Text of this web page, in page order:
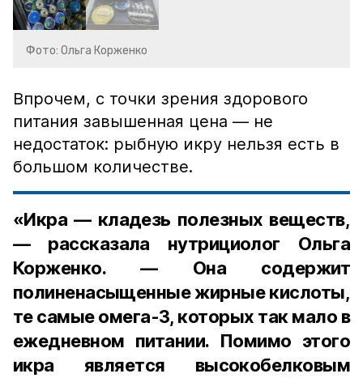
Фото: Ольга Корженко
Впрочем, с точки зрения здорового
питания завышенная цена — не
недостаток: рыбную икру нельзя есть в
большом количестве.
«Икра — кладезь полезных веществ,
— рассказала нутрициолог Ольга
Корженко. — Она содержит
полиненасыщенные жирные кислоты,
те самые омега-3, которых так мало в
ежедневном питании. Помимо этого
икра является высокобелковым